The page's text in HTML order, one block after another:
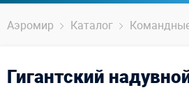
Аэромир Каталог
Гигантский